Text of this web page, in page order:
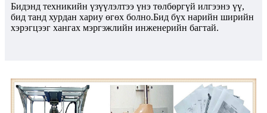
Бидэнд техникийн үзүүлэлтээ үнэ төлбөргүй илгээнэ үү,
бид танд хурдан хариу өгөх болно.Бид бүх нарийн ширийн
хэрэгцээг хангах мэргэжлийн инженерийн багтай.